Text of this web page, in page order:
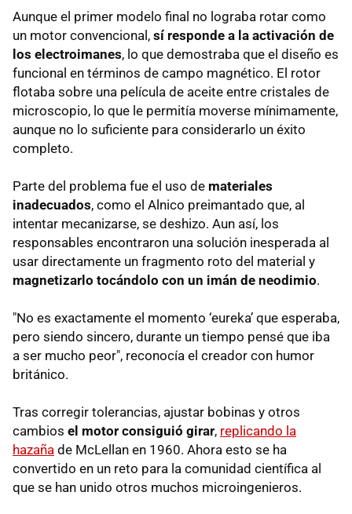
Aunque el primer modelo final no lograba rotar como
un motor convencional, sí responde a la activación de
los electroimanes, lo que demostraba que el diseño es
funcional en términos de campo magnético. El rotor
flotaba sobre una película de aceite entre cristales de
microscopio, lo que le permitía moverse mínimamente,
aunque no lo suficiente para considerarlo un éxito
completo.
Parte del problema fue el uso de materiales
inadecuados, como el Alnico preimantado que, al
intentar mecanizarse, se deshizo. Aun así, los
responsables encontraron una solución inesperada al
usar directamente un fragmento roto del material y
magnetizarlo tocándolo con un imán de neodimio.
"No es exactamente el momento ‘eureka’ que esperaba,
pero siendo sincero, durante un tiempo pensé que iba
a ser mucho peor", reconocía el creador con humor
británico.
Tras corregir tolerancias, ajustar bobinas y otros
cambios el motor consiguió girar, replicando la
hazaña de McLellan en 1960. Ahora esto se ha
convertido en un reto para la comunidad científica al
que se han unido otros muchos microingenieros.